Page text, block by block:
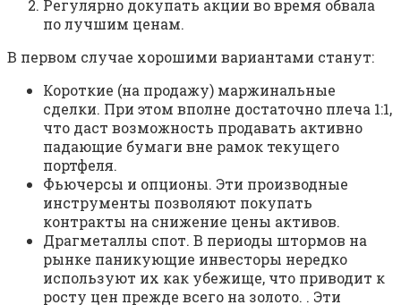
Регулярно докупать акции во время обвала
по лучшим ценам.
В первом случае хорошими вариантами станут:
Короткие (на продажу) маржинальные
сделки. При этом вполне достаточно плеча 1:1,
что даст возможность продавать активно
падающие бумаги вне рамок текущего
портфеля.
Фьючерсы и опционы. Эти производные
инструменты позволяют покупать
контракты на снижение цены активов.
Драгметаллы спот. В периоды штормов на
рынке паникующие инвесторы нередко
используют их как убежище, что приводит к
росту цен прежде всего на золото. . Эти